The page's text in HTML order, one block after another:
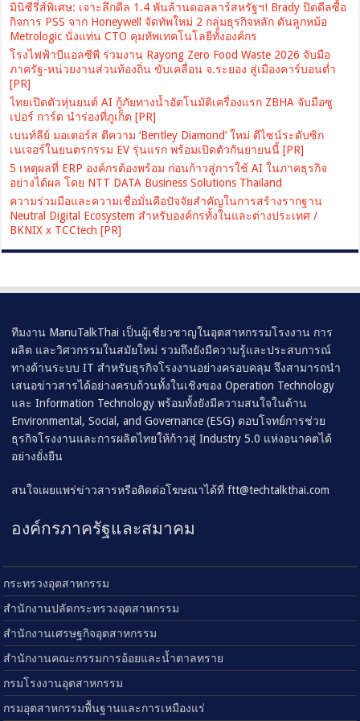
มินิซีรี่ส์พิเศษ: เจาะลึกดีล 1.4 พันล้านดอลลาร์สหรัฐฯ! Brady ปิดดีลซื้อ
กิจการ PSS จาก Honeywell จัดทัพใหม่ 2 กลุ่มธุรกิจหลัก ดันลูกหม้อ
Metrologic นั่งแท่น CTO คุมทัพเทคโนโลยีทั้งองค์กร
โรงไฟฟ้าบีแอลซีพี ร่วมงาน Rayong Zero Food Waste 2026 จับมือ
ภาครัฐ-หน่วยงานส่วนท้องถิ่น ขับเคลื่อน จ.ระยอง สู่เมืองคาร์บอนต่ำ
[PR]
ไทยเปิดตัวหุ่นยนต์ AI กู้ภัยทางน้ำอัตโนมัติเครื่องแรก ZBHA จับมือซู
เปอร์ การ์ด นำร่องที่ภูเก็ต [PR]
เบนท์ลีย์ มอเตอร์ส ตีความ ‘Bentley Diamond’ ใหม่ ดีไซน์ระดับซิก
เนเจอร์ในยนตรกรรม EV รุ่นแรก พร้อมเปิดตัวกันยายนนี้ [PR]
5 เหตุผลที่ ERP องค์กรต้องพร้อม ก่อนก้าวสู่การใช้ AI ในภาคธุรกิจ
อย่างได้ผล โดย NTT DATA Business Solutions Thailand
ความร่วมมือและความเชื่อมั่นคือปัจจัยสำคัญในการสร้างรากฐาน
Neutral Digital Ecosystem สำหรับองค์กรทั้งในและต่างประเทศ /
BKNIX x TCCtech [PR]
ทีมงาน ManuTalkThai เป็นผู้เชี่ยวชาญในอุตสาหกรรมโรงงาน การ
ผลิต และวิศวกรรมในสมัยใหม่ รวมถึงยังมีความรู้และประสบการณ์
ทางด้านระบบ IT สำหรับธุรกิจโรงงานอย่างครอบคลุม จึงสามารถนำ
เสนอข่าวสารได้อย่างครบถ้วนทั้งในเชิงของ Operation Technology
และ Information Technology พร้อมทั้งยังมีความสนใจในด้าน
Environmental, Social, and Governance (ESG) ตอบโจทย์การช่วย
ธุรกิจโรงงานและการผลิตไทยให้ก้าวสู่ Industry 5.0 แห่งอนาคตได้
อย่างยั่งยืน
สนใจเผยแพร่ข่าวสารหรือติดต่อโฆษณาได้ที่ftt@techtalkthai.com
องค์กรภาครัฐและสมาคม
กระทรวงอุตสาหกรรม
สำนักงานปลัดกระทรวงอุตสาหกรรม
สำนักงานเศรษฐกิจอุตสาหกรรม
สำนักงานคณะกรรมการอ้อยและน้ำตาลทราย
กรมโรงงานอุตสาหกรรม
กรมอุตสาหกรรมพื้นฐานและการเหมืองแร่